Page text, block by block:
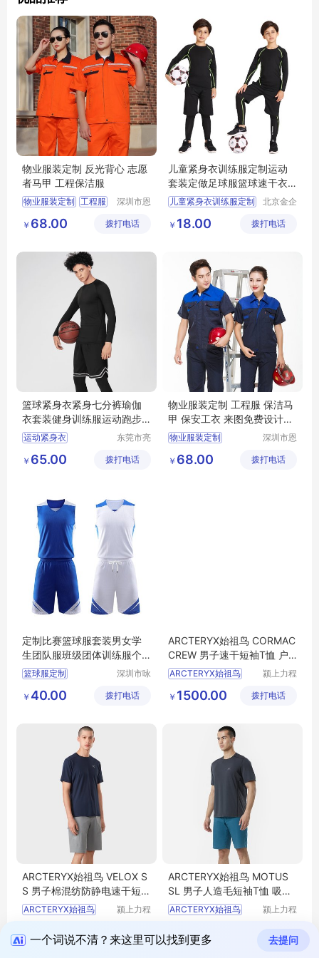
物业服装定制 反光背心 志愿
者马甲 工程保洁服
物业服装定制 工程服
深圳市恩
限公司
￥ 68.00 拨打电话
儿童紧身衣训练服定制运动
套装定做足球服篮球速干衣
健身服订做
儿童紧身衣训练服定制
北京金企
有限公司
￥ 18.00 拨打电话
篮球紧身衣紧身七分裤瑜伽
衣套装健身训练服运动跑步
速干打底服
运动紧身衣
健身训练服
东莞市亮
限公司
￥ 65.00 拨打电话
物业服装定制 工程服 保洁马
甲 保安工衣 来图免费设计打
样
物业服装定制
工程服 防静电工作服
深圳市恩
限公司
￥ 68.00 拨打电话
定制比赛篮球服套装男女学
生团队服班级团体训练服个
性球衣青少年
篮球服定制
团体服定制
深圳市咏
限公司
￥ 40.00 拨打电话
ARCTERYX始祖鸟 CORMAC
CREW 男子速干短袖T恤 户
外运动健身透气吸汗
ARCTERYX始祖鸟
颍上力程
有限公司
￥ 1500.00 拨打电话
ARCTERYX始祖鸟 VELOX S
S 男子棉混纺防静电速干短袖
T恤 户外运动优选
ARCTERYX始祖鸟
颍上力程
有限公司
￥ 1500.00 拨打电话
ARCTERYX始祖鸟 MOTUS
SL 男子人造毛短袖T恤 吸湿
排汗 运动健身优选
ARCTERYX始祖鸟
颍上力程
有限公司
￥1500.00
一个词说不清？来这里可以找到更多 去提问